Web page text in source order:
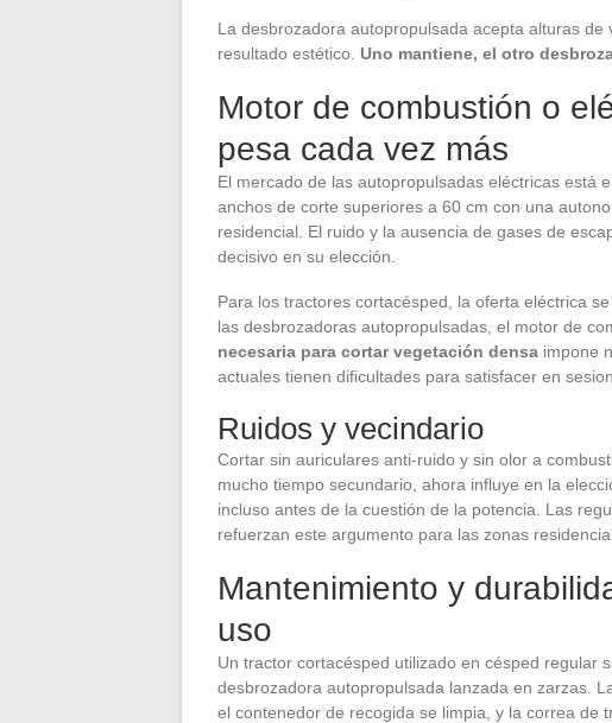
La desbrozadora autopropulsada acepta alturas
resultado estético. Uno mantiene, el otro
Motor de combustión o
pesa cada vez más
El mercado de las autopropulsadas eléctricas está
anchos de corte superiores a 60 cm con una
residencial. El ruido y la ausencia de gases de
decisivo en su elección.
Para los tractores cortacésped, la oferta eléctrica
las desbrozadoras autopropulsadas, el motor de
necesaria para cortar vegetación densa impone
actuales tienen dificultades para satisfacer en
Ruidos y vecindario
Cortar sin auriculares anti-ruido y sin olor a
mucho tiempo secundario, ahora influye en la
incluso antes de la cuestión de la potencia. Las
refuerzan este argumento para las zonas
Mantenimiento y
uso
Un tractor cortacésped utilizado en césped regular
desbrozadora autopropulsada lanzada en zarzas.
el contenedor de recogida se limpia, y la correa de